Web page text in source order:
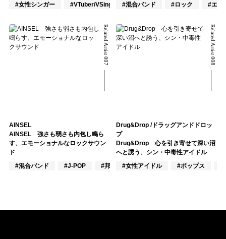
#女性シンガー
#VTuber/VSinger #J-POP
#混合バンド
#ロック #エモ
Related Artist 007
AINSEL
AINSEL 強さも弱さも内包し鳴ら
す、エモーショナルなロックサウン
ド
#混合バンド
#J-POP #邦ロック
Related Artist 008
Drug&Drop /ドラッグアンドドロッ
プ
Drug&Drop 心を引き寄せて深い沼
へと誘う、シン・中毒性アイドル
#女性アイドル
#ポップス